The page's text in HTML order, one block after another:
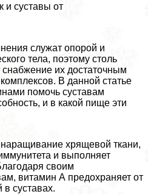
и суставы от
служат опорой и
тела, поэтому столь
снабжение их достаточным
В данной статье
помочь суставам
и в какой пище эти
наращивание хрящевой ткани,
и выполняет
своим
витамин А пpeдoxpaняет от
суставах.